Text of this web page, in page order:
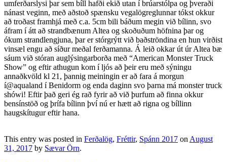
umferðarslysi þar sem bíll hafði ekið utan í brúarstólpa og þveraði
nánast veginn, með aðstoð spænsku vegalögreglunnar tókst okkur
að troðast framhjá með c.a. 5cm bili báðum megin við bílinn, svo
áfram í átt að strandbænum Altea og skoðuðum höfnina þar og
ókum strandlengjuna, þar er stórgrýtt við baðströndina en hun virðist
vinsæl engu að síður meðal ferðamanna. Á leið okkar út úr Altea bæ
sáum við stóran auglýsingarborða með “American Monster Truck
Show” og eftir athugun kom í ljós að þeir eru með sýningu
annaðkvöld kl 21, þannig meiningin er að fara á morgun
í@aqualand í Benidorm og enda daginn svo þarna má monster truck
shówi! Eftir það geri ég rað fyrir að við þurfum að finna okkur
bensínstöð og þrífa bílinn því nú er hætt að rigna og bíllinn
haugskítugur eftir hana.
This entry was posted in Ferðalög, Fréttir, Spánn 2017 on August
31, 2017 by Sævar Örn.